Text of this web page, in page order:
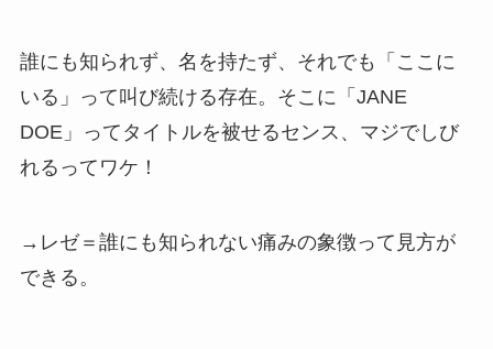
誰にも知られず、名を持たず、それでも「ここに
いる」って叫び続ける存在。そこに「JANE
DOE」ってタイトルを被せるセンス、マジでしび
れるってワケ！
→レゼ＝誰にも知られない痛みの象徴って見方が
できる。